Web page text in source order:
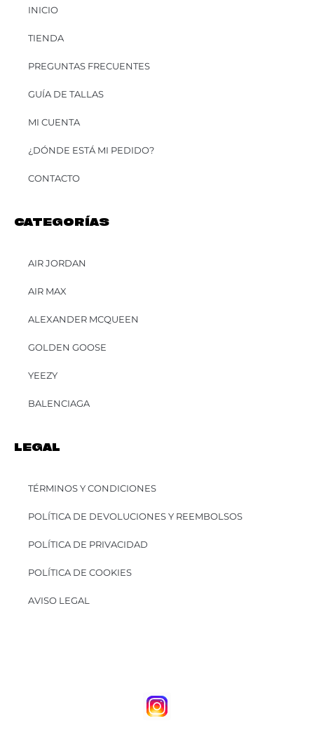
INICIO
TIENDA
PREGUNTAS FRECUENTES
GUÍA DE TALLAS
MI CUENTA
¿DÓNDE ESTÁ MI PEDIDO?
CONTACTO
CATEGORÍAS
AIR JORDAN
AIR MAX
ALEXANDER MCQUEEN
GOLDEN GOOSE
YEEZY
BALENCIAGA
LEGAL
TÉRMINOS Y CONDICIONES
POLÍTICA DE DEVOLUCIONES Y REEMBOLSOS
POLÍTICA DE PRIVACIDAD
POLÍTICA DE COOKIES
AVISO LEGAL